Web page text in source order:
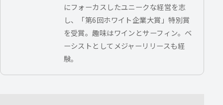
にフォーカスしたユニークな経営を志
し、「第6回ホワイト企業大賞」特別賞
を受賞。趣味はワインとサーフィン。ベ
ーシストとしてメジャーリリースも経
験。